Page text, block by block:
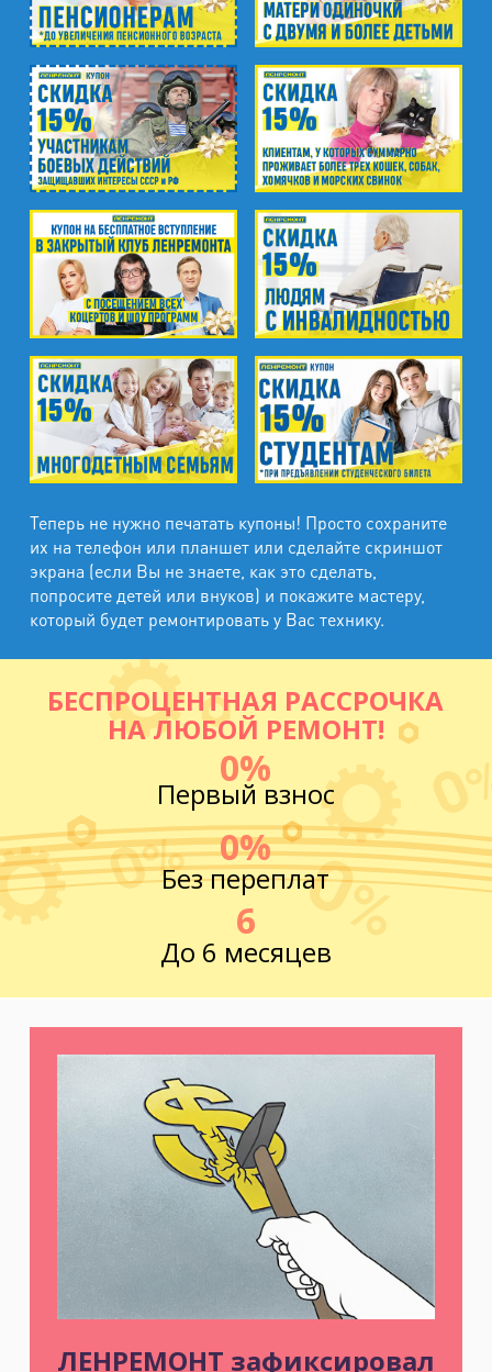
Теперь не нужно печатать купоны! Просто сохраните
их на телефон или планшет или сделайте скриншот
экрана (если Вы не знаете, как это сделать,
попросите детей или внуков) и покажите мастеру,
который будет ремонтировать у Вас технику.
БЕСПРОЦЕНТНАЯ РАССРОЧКА
НА ЛЮБОЙ РЕМОНТ!
0%
Первый взнос
0%
Без переплат
6
До 6 месяцев
ЛЕНРЕМОНТ зафиксировал